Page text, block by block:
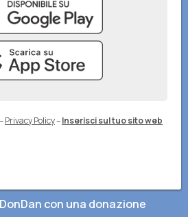
–Privacy Policy–Inserisci sul tuo sito web
con una donazione